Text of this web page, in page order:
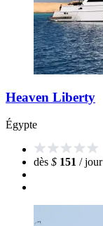
Heaven Liberty
Égypte
dès $ 151 / jour